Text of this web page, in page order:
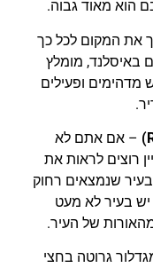
הוא מאוד גבוה.
את המקום לכל כך
באיסלנד, מומלץ
מדהימים ופעילים
– אם אתם לא
רוצים לראות את
שנמצאים רחוק
בעיר לא מעט
של העיר.
גרוטה בחצי